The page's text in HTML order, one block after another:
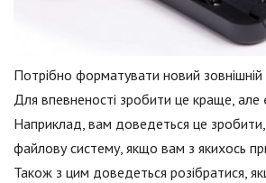
Потрібно форматувати новий
Для впевненості зробити це краще, але
Наприклад, вам доведеться це
файлову систему, якщо вам з якихось
Також з цим доведеться розібратися,